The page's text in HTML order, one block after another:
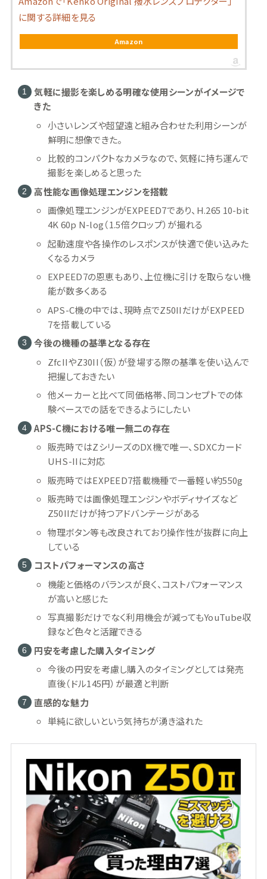
に関する詳細を見る
Amazon
気軽に撮影を楽しめる明確な使用シーンがイメージで
きた
小さいレンズや超望遠と組み合わせた利用シーンが
鮮明に想像できた。
比較的コンパクトなカメラなので、気軽に持ち運んで
撮影を楽しめると思った
高性能な画像処理エンジンを搭載
画像処理エンジンがEXPEED7であり、H.265 10-bit
4K 60p N-log（1.5倍クロップ）が撮れる
起動速度や各操作のレスポンスが快適で使い込みた
くなるカメラ
EXPEED7の恩恵もあり、上位機に引けを取らない機
能が数多くある
APS-C機の中では、現時点でZ50IIだけがEXPEED
7を搭載している
今後の機種の基準となる存在
ZfcIIやZ30II（仮）が登場する際の基準を使い込んで
把握しておきたい
他メーカーと比べて同価格帯、同コンセプトでの体
験ベースでの話をできるようにしたい
APS-C機における唯一無二の存在
販売時ではZシリーズのDX機で唯一、SDXCカード
UHS-IIに対応
販売時ではEXPEED7搭載機種で一番軽い約550g
販売時では画像処理エンジンやボディサイズなど
Z50IIだけが持つアドバンテージがある
物理ボタン等も改良されており操作性が抜群に向上
している
コストパフォーマンスの高さ
機能と価格のバランスが良く、コストパフォーマンス
が高いと感じた
写真撮影だけでなく利用機会が減ってもYouTube収
録など色々と活躍できる
円安を考慮した購入タイミング
今後の円安を考慮し購入のタイミングとしては発売
直後（ドル145円）が最適と判断
直感的な魅力
単純に欲しいという気持ちが湧き溢れた